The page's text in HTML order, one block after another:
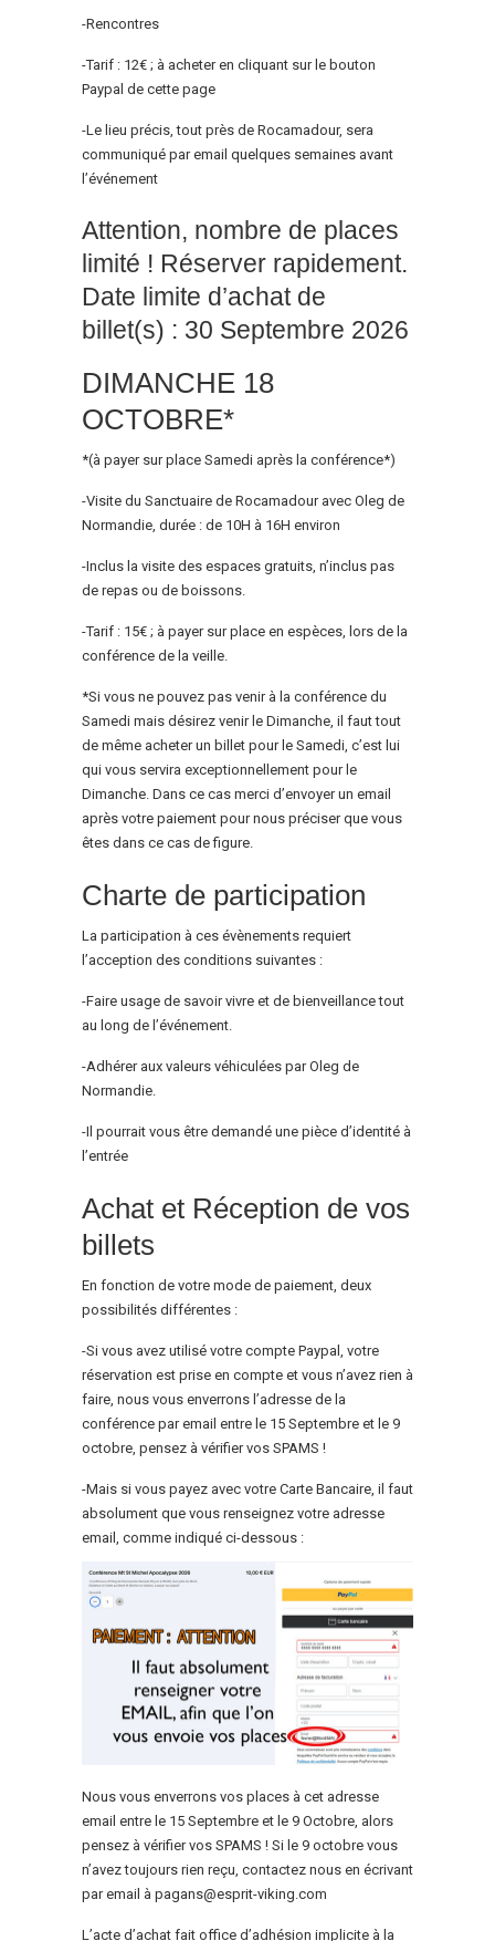
-Rencontres
-Tarif : 12€ ; à acheter en cliquant sur le bouton
Paypal de cette page
-Le lieu précis, tout près de Rocamadour, sera
communiqué par email quelques semaines avant
l’événement
Attention, nombre de places
limité ! Réserver rapidement.
Date limite d’achat de
billet(s) : 30 Septembre 2026
DIMANCHE 18
OCTOBRE*
*(à payer sur place Samedi après la conférence*)
-Visite du Sanctuaire de Rocamadour avec Oleg de
Normandie, durée : de 10H à 16H environ
-Inclus la visite des espaces gratuits, n’inclus pas
de repas ou de boissons.
-Tarif : 15€ ; à payer sur place en espèces, lors de la
conférence de la veille.
*Si vous ne pouvez pas venir à la conférence du
Samedi mais désirez venir le Dimanche, il faut tout
de même acheter un billet pour le Samedi, c’est lui
qui vous servira exceptionnellement pour le
Dimanche. Dans ce cas merci d’envoyer un email
après votre paiement pour nous préciser que vous
êtes dans ce cas de figure.
Charte de participation
La participation à ces évènements requiert
l’acception des conditions suivantes :
-Faire usage de savoir vivre et de bienveillance tout
au long de l’événement.
-Adhérer aux valeurs véhiculées par Oleg de
Normandie.
-Il pourrait vous être demandé une pièce d’identité à
l’entrée
Achat et Réception de vos
billets
En fonction de votre mode de paiement, deux
possibilités différentes :
-Si vous avez utilisé votre compte Paypal, votre
réservation est prise en compte et vous n’avez rien à
faire, nous vous enverrons l’adresse de la
conférence par email entre le 15 Septembre et le 9
octobre, pensez à vérifier vos SPAMS !
-Mais si vous payez avec votre Carte Bancaire, il faut
absolument que vous renseignez votre adresse
email, comme indiqué ci-dessous :
Nous vous enverrons vos places à cet adresse
email entre le 15 Septembre et le 9 Octobre, alors
pensez à vérifier vos SPAMS ! Si le 9 octobre vous
n’avez toujours rien reçu, contactez nous en écrivant
par email à pagans@esprit-viking.com
L’acte d’achat fait office d’adhésion implicite à la